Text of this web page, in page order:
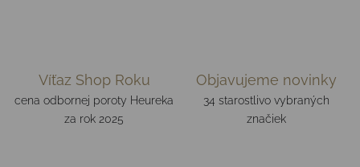
Víťaz Shop Roku
cena odbornej poroty Heureka
za rok 2025
Objavujeme novinky
34 starostlivo vybraných
značiek